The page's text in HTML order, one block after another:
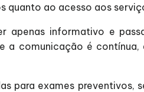
quanto ao acesso aos
informativo e
a comunicação é
para exames preventivos,